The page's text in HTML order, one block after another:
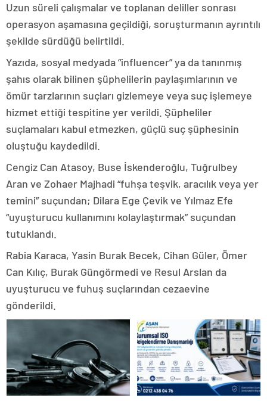
Uzun süreli çalışmalar ve toplanan deliller sonrası
operasyon aşamasına geçildiği, soruşturmanın ayrıntılı
şekilde sürdüğü belirtildi.
Yazıda, sosyal medyada “influencer” ya da tanınmış
şahıs olarak bilinen şüphelilerin paylaşımlarının ve
ömür tarzlarının suçları gizlemeye veya suç işlemeye
hizmet ettiği tespitine yer verildi. Şüpheliler
suçlamaları kabul etmezken, güçlü suç şüphesinin
oluştuğu kaydedildi.
Cengiz Can Atasoy, Buse İskenderoğlu, Tuğrulbey
Aran ve Zohaer Majhadi “fuhşa teşvik, aracılık veya yer
temini” suçundan; Dilara Ege Çevik ve Yılmaz Efe
“uyuşturucu kullanımını kolaylaştırmak” suçundan
tutuklandı.
Rabia Karaca, Yasin Burak Becek, Cihan Güler, Ömer
Can Kılıç, Burak Güngörmedi ve Resul Arslan da
uyuşturucu ve fuhuş suçlarından cezaevine
gönderildi.